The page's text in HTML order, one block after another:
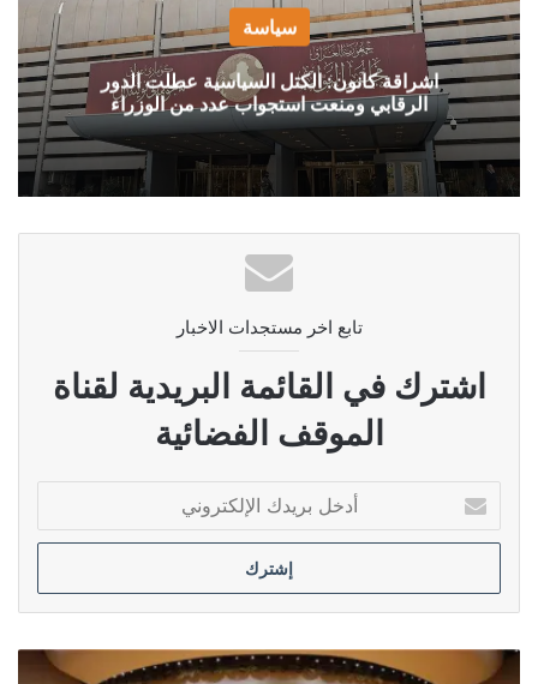
سياسة
اشراقة كانون: الكتل السياسية عطلت الدور
الرقابي ومنعت استجواب عدد من الوزراء
تابع اخر مستجدات الاخبار
اشترك في القائمة البريدية لقناة
الموقف الفضائية
بريدك
الإلكتروني
السلامي: